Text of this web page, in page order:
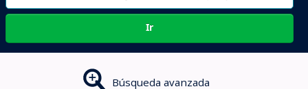
Ir
Búsqueda avanzada